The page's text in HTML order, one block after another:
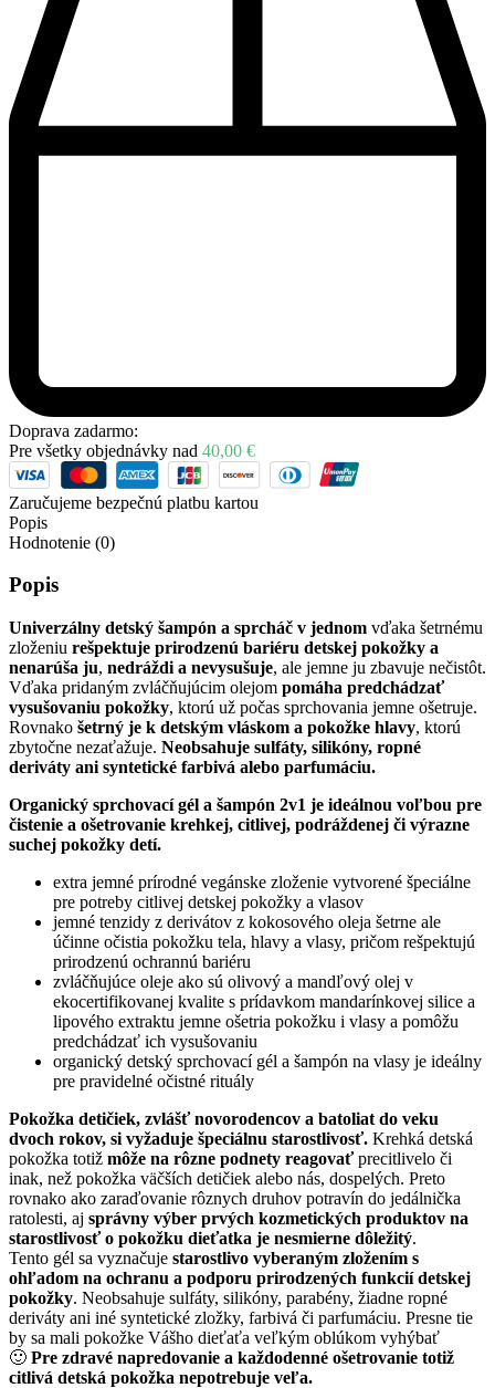
Doprava zadarmo:
Pre všetky objednávky nad 40,00 €
Zaručujeme bezpečnú platbu kartou
Popis
Hodnotenie (0)
Popis
Univerzálny detský šampón a sprcháč v jednom vďaka šetrnému
zloženiu rešpektuje prirodzenú bariéru detskej pokožky a
nenarúša ju, nedráždi a nevysušuje, ale jemne ju zbavuje nečistôt.
Vďaka pridaným zvláčňujúcim olejom pomáha predchádzať
vysušovaniu pokožky, ktorú už počas sprchovania jemne ošetruje.
Rovnako šetrný je k detským vláskom a pokožke hlavy, ktorú
zbytočne nezaťažuje. Neobsahuje sulfáty, silikóny, ropné
deriváty ani syntetické farbivá alebo parfumáciu.
Organický sprchovací gél a šampón 2v1 je ideálnou voľbou pre
čistenie a ošetrovanie krehkej, citlivej, podráždenej či výrazne
suchej pokožky detí.
extra jemné prírodné vegánske zloženie vytvorené špeciálne
pre potreby citlivej detskej pokožky a vlasov
jemné tenzidy z derivátov z kokosového oleja šetrne ale
účinne očistia pokožku tela, hlavy a vlasy, pričom rešpektujú
prirodzenú ochrannú bariéru
zvláčňujúce oleje ako sú olivový a mandľový olej v
ekocertifikovanej kvalite s prídavkom mandarínkovej silice a
lipového extraktu jemne ošetria pokožku i vlasy a pomôžu
predchádzať ich vysušovaniu
organický detský sprchovací gél a šampón na vlasy je ideálny
pre pravidelné očistné rituály
Pokožka detičiek, zvlášť novorodencov a batoliat do veku
dvoch rokov, si vyžaduje špeciálnu starostlivosť. Krehká detská
pokožka totiž môže na rôzne podnety reagovaťprecitlivelo či
inak, než pokožka väčších detičiek alebo nás, dospelých. Preto
rovnako ako zaraďovanie rôznych druhov potravín do jedálnička
ratolesti, aj správny výber prvých kozmetických produktov na
starostlivosť o pokožku dieťatka je nesmierne dôležitý.
Tento gél sa vyznačuje starostlivo vyberaným zložením s
ohľadom na ochranu a podporu prirodzených funkcií detskej
pokožky. Neobsahuje sulfáty, silikóny, parabény, žiadne ropné
deriváty ani iné syntetické zložky, farbivá či parfumáciu. Presne tie
by sa mali pokožke Vášho dieťaťa veľkým oblúkom vyhýbať
🙂 Pre zdravé napredovanie a každodenné ošetrovanie totiž
citlivá detská pokožka nepotrebuje veľa.